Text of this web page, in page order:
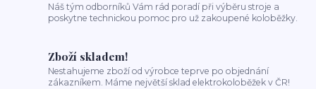
Náš tým odborníků Vám rád poradí při výběru stroje a
poskytne technickou pomoc pro už zakoupené koloběžky.
Zboží skladem!
Nestahujeme zboží od výrobce teprve po objednání
zákazníkem. Máme největší sklad elektrokoloběžek v ČR!